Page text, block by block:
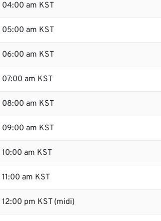
04:00 am KST
05:00 am KST
06:00 am KST
07:00 am KST
08:00 am KST
09:00 am KST
10:00 am KST
11:00 am KST
12:00 pm KST (midi)